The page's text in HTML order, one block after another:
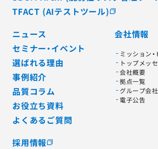
TFACT (AIテストツール)
ニュース
セミナー・イベント
選ばれる理由
事例紹介
品質コラム
お役立ち資料
よくあるご質問
会社情報
ミッション
トップメッ
会社概要
拠点一覧
グループ会
電子公告
採用情報